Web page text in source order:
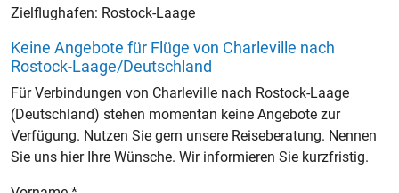
Zielflughafen: Rostock-Laage
Keine Angebote für Flüge von Charleville nach
Rostock-Laage/Deutschland
Für Verbindungen von Charleville nach Rostock-Laage
(Deutschland) stehen momentan keine Angebote zur
Verfügung. Nutzen Sie gern unsere Reiseberatung. Nennen
Sie uns hier Ihre Wünsche. Wir informieren Sie kurzfristig.